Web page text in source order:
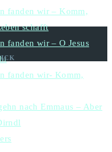
fanden wir – Komm,
schafft
fanden wir – O Jesus
fanden wir- Komm,
nach Emmaus – Aber